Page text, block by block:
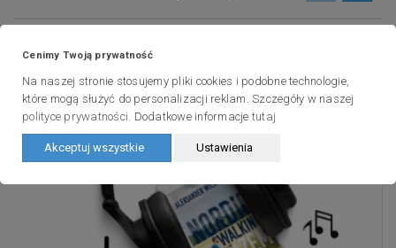
Cenimy Twoją prywatność
Na naszej stronie stosujemy pliki cookies i podobne technologie,
które mogą służyć do personalizacji reklam. Szczegóły w naszej
polityce prywatności. Dodatkowe informacje tutaj
Akceptuj wszystkie Ustawienia